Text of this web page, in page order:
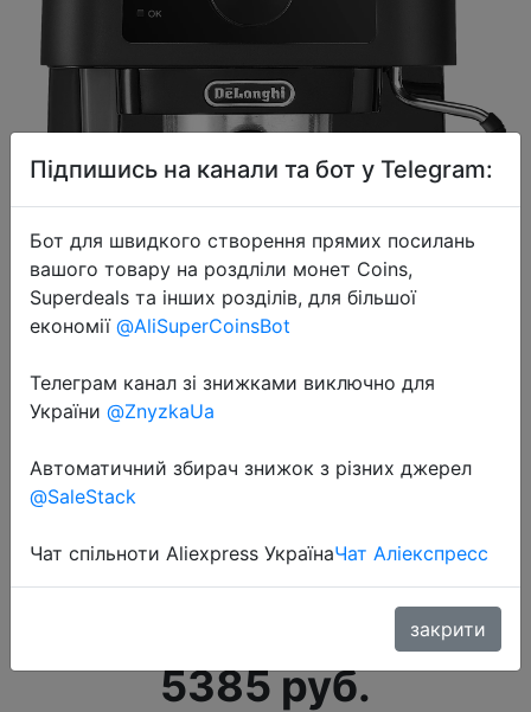
Кофеварка рожковая De'Longhi
Stilosa EC230.BK
5385 руб.
Підпишись на канали та бот у Telegram:
Бот для швидкого створення прямих посилань
вашого товару на роздліли монет Coins,
Superdeals та інших розділів, для більшої
економії @AliSuperCoinsBot
Телеграм канал зі знижками виключно для
України @ZnyzkaUa
Автоматичний збирач знижок з різних джерел
@SaleStack
Чат спільноти Aliexpress УкраїнаЧат Аліекспресс
закрити